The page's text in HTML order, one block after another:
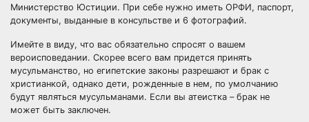
Министерство Юстиции. При себе нужно иметь ОРФИ, паспорт,
документы, выданные в консульстве и 6 фотографий.
Имейте в виду, что вас обязательно спросят о вашем
вероисповедании. Скорее всего вам придется принять
мусульманство, но египетские законы разрешают и брак с
христианкой, однако дети, рожденные в нем, по умолчанию
будут являться мусульманами. Если вы атеистка – брак не
может быть заключен.